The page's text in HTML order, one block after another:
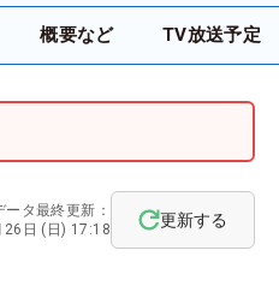
概要など TV放送予定
ータ最終更新：
26日 (日) 17:18
更新する